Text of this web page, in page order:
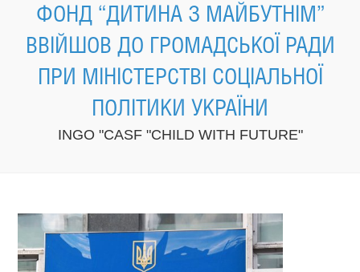
ФОНД “ДИТИНА З МАЙБУТНІМ”
ВВІЙШОВ ДО ГРОМАДСЬКОЇ РАДИ
ПРИ МІНІСТЕРСТВІ СОЦІАЛЬНОЇ
ПОЛІТИКИ УКРАЇНИ
INGO "CASF "CHILD WITH FUTURE"